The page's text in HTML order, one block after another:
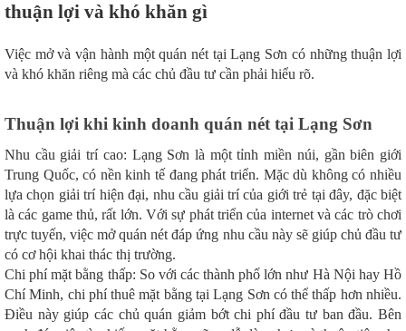
thuận lợi và khó khăn gì
Việc mở và vận hành một quán nét tại Lạng Sơn có những thuận lợi
và khó khăn riêng mà các chủ đầu tư cần phải hiểu rõ.
Thuận lợi khi kinh doanh quán nét tại Lạng Sơn
Nhu cầu giải trí cao: Lạng Sơn là một tỉnh miền núi, gần biên giới
Trung Quốc, có nền kinh tế đang phát triển. Mặc dù không có nhiều
lựa chọn giải trí hiện đại, nhu cầu giải trí của giới trẻ tại đây, đặc biệt
là các game thủ, rất lớn. Với sự phát triển của internet và các trò chơi
trực tuyến, việc mở quán nét đáp ứng nhu cầu này sẽ giúp chủ đầu tư
có cơ hội khai thác thị trường.
Chi phí mặt bằng thấp: So với các thành phố lớn như Hà Nội hay Hồ
Chí Minh, chi phí thuê mặt bằng tại Lạng Sơn có thể thấp hơn nhiều.
Điều này giúp các chủ quán giảm bớt chi phí đầu tư ban đầu. Bên